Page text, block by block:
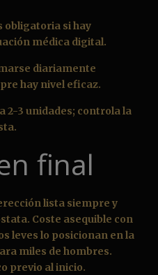
obligatoria si hay
médica digital.
diariamente
hay nivel eficaz.
2-3 unidades; controla la
final
lista siempre y
Coste asequible con
leves lo posicionan en la
miles de hombres.
previo al inicio.